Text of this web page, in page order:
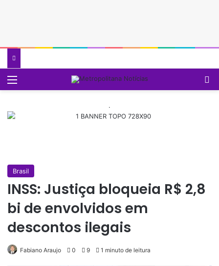
.
Brasil
INSS: Justiça bloqueia R$ 2,8
bi de envolvidos em
descontos ilegais
Fabiano Araujo 0 9 1 minuto de leitura